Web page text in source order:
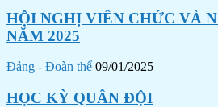
HỘI NGHỊ VIÊN CHỨC VÀ
NĂM 2025
Đảng - Đoàn thể 09/01/2025
HỌC KỲ QUÂN ĐỘI